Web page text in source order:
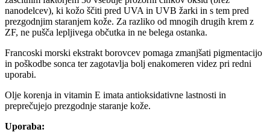
nanodelcev), ki kožo ščiti pred UVA in UVB žarki in s tem pred
prezgodnjim staranjem kože. Za razliko od mnogih drugih krem z
ZF, ne pušča lepljivega občutka in ne belega ostanka.
Francoski morski ekstrakt borovcev pomaga zmanjšati pigmentacijo
in poškodbe sonca ter zagotavlja bolj enakomeren videz pri redni
uporabi.
Olje korenja in vitamin E imata antioksidativne lastnosti in
preprečujejo prezgodnje staranje kože.
Uporaba: